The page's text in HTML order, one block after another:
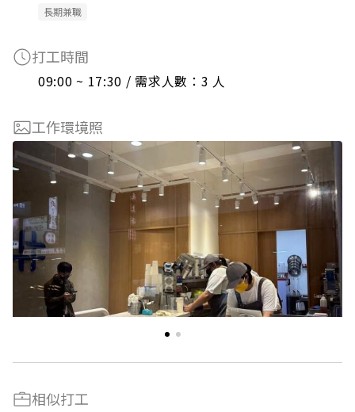
長期兼職
打工時間
09:00 ~ 17:30 / 需求人數：3 人
工作環境照
相似打工